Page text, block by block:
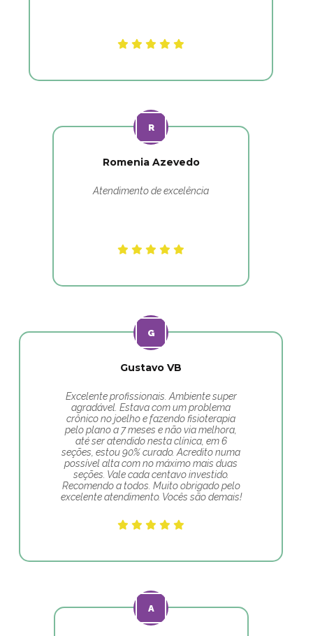
Romenia Azevedo
Atendimento de excelência
Gustavo VB
Excelente profissionais. Ambiente super
agradável. Estava com um problema
crônico no joelho e fazendo fisioterapia
pelo plano a 7 meses e não via melhora,
até ser atendido nesta clínica, em 6
seções, estou 90% curado. Acredito numa
possível alta com no máximo mais duas
seções. Vale cada centavo investido.
Recomendo a todos. Muito obrigado pelo
excelente atendimento. Vocês são demais!